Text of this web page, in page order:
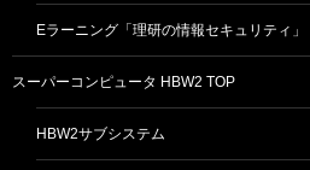
ン Eラーニング「理研の情報セキュリティ」
スーパーコンピュータ HBW2 TOP
HBW2サブシステム